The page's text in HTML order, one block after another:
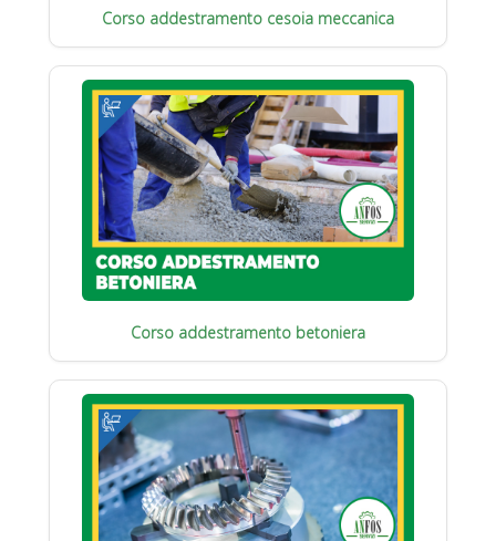
Corso addestramento cesoia meccanica
Corso addestramento betoniera